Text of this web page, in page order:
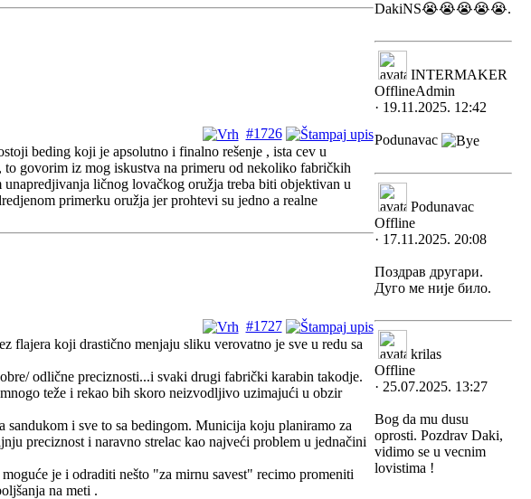
#1726
beding koji je apsolutno i finalno rešenje , ista cev u
govorim iz mog iskustva na primeru od nekoliko fabričkih
ličnog lovačkog oružja treba biti objektivan u
primerku oružja jer prohtevi su jedno a realne
#1727
flajera koji drastično menjaju sliku verovatno je sve u redu sa
odlične preciznosti...i svaki drugi fabrički karabin takodje.
teže i rekao bih skoro neizvodljivo uzimajući u obzir
sandukom i sve to sa bedingom. Municija koju planiramo za
preciznost i naravno strelac kao najveći problem u jednačini
je i odraditi nešto "za mirnu savest" recimo promeniti
na meti .
DakiNS😭😭😭😭😭.
INTERMAKER
OfflineAdmin
· 19.11.2025. 12:42
Podunavac
Podunavac
Offline
· 17.11.2025. 20:08
Поздрав другари.
Дуго ме није било.
krilas
Offline
· 25.07.2025. 13:27
Bog da mu dusu
oprosti. Pozdrav Daki,
vidimo se u vecnim
lovistima !